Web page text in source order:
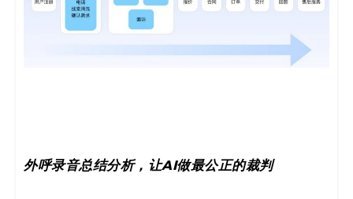
外呼录音总结分析，让AI做最公正的裁判